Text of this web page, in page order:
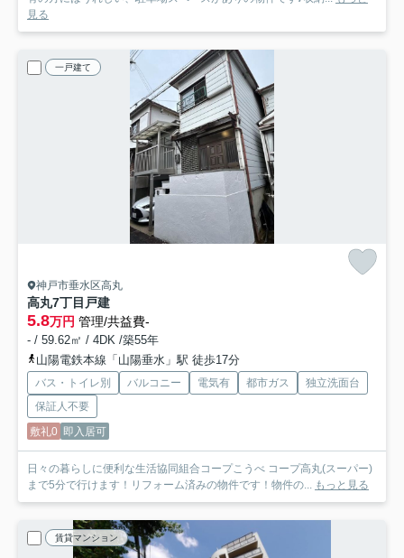
見る
一戸建て
神戸市垂水区高丸
高丸7丁目戸建
5.8万円 管理/共益費-
- / 59.62㎡ / 4DK /築55年
山陽電鉄本線「山陽垂水」駅 徒歩17分
バス・トイレ別 バルコニー 電気有 都市ガス
独立洗面台
保証人不要
敷礼0 即入居可
日々の暮らしに便利な生活協同組合コープこうべ コープ高丸(スーパー)
まで5分で行けます！リフォーム済みの物件です！物件の... もっと見る
賃貸マンション